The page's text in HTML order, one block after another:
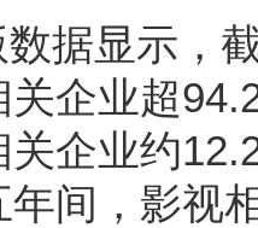
据显示，
企业超
关企业约
间，影视